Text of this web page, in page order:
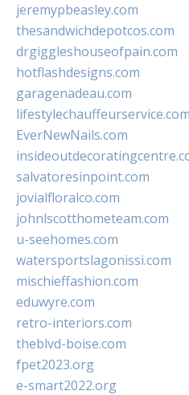
jeremypbeasley.com
thesandwichdepotcos.com
drgiggleshouseofpain.com
hotflashdesigns.com
garagenadeau.com
lifestylechauffeurservice.com
EverNewNails.com
salvatoresinpoint.com
jovialfloralco.com
johnlscotthometeam.com
u-seehomes.com
watersportslagonissi.com
mischieffashion.com
eduwyre.com
retro-interiors.com
theblvd-boise.com
fpet2023.org
e-smart2022.org